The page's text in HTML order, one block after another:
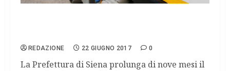
REDAZIONE 22 GIUGNO 2017 0
La Prefettura di Siena prolunga di nove mesi il